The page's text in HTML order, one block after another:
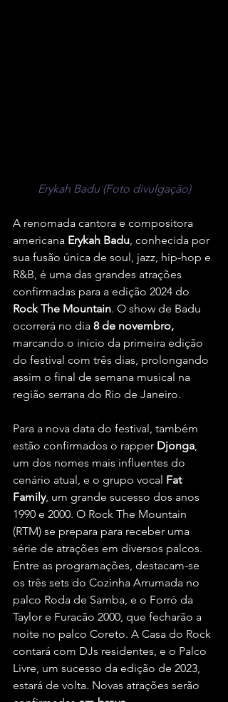
Erykah Badu (Foto divulgação)
A renomada cantora e compositora
americana Erykah Badu, conhecida por
sua fusão única de soul, jazz, hip-hop e
R&B, é uma das grandes atrações
confirmadas para a edição 2024 do
Rock The Mountain. O show de Badu
ocorrerá no dia 8 de novembro,
marcando o início da primeira edição
do festival com três dias, prolongando
assim o final de semana musical na
região serrana do Rio de Janeiro.
Para a nova data do festival, também
estão confirmados o rapper Djonga,
um dos nomes mais influentes do
cenário atual, e o grupo vocal Fat
Family, um grande sucesso dos anos
1990 e 2000. O Rock The Mountain
(RTM) se prepara para receber uma
série de atrações em diversos palcos.
Entre as programações, destacam-se
os três sets do Cozinha Arrumada no
palco Roda de Samba, e o Forró da
Taylor e Furacão 2000, que fecharão a
noite no palco Coreto. A Casa do Rock
contará com DJs residentes, e o Palco
Livre, um sucesso da edição de 2023,
estará de volta. Novas atrações serão